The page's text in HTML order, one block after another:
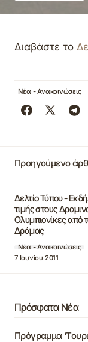
Διαβάστε το
Νέα - Ανακοινώσεις
Προηγούμενο
Δελτίο Τύπου -
τιμής στους
Ολυμπιονίκες από
Δράμας
Νέα - Ανακοινώσεις
7 Ιουνίου 2011
Πρόσφατα Νέα
Πρόγραμμα